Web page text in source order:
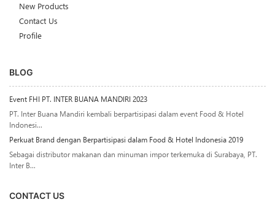
New Products
Contact Us
Profile
BLOG
Event FHI PT. INTER BUANA MANDIRI 2023
PT. Inter Buana Mandiri kembali berpartisipasi dalam event Food & Hotel
Indonesi...
Perkuat Brand dengan Berpartisipasi dalam Food & Hotel Indonesia 2019
Sebagai distributor makanan dan minuman impor terkemuka di Surabaya, PT.
Inter B...
CONTACT US